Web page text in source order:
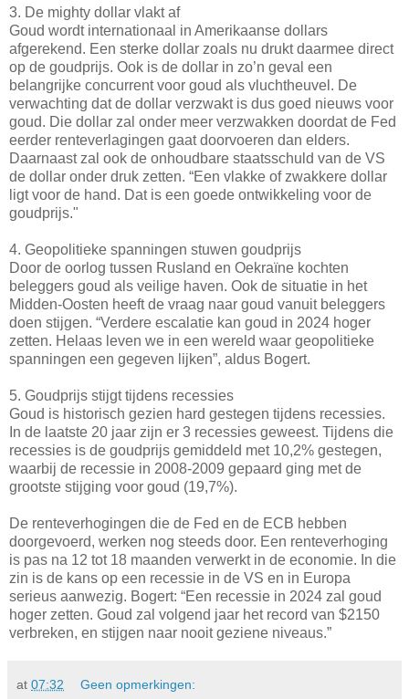
3. De mighty dollar vlakt af
Goud wordt internationaal in Amerikaanse dollars
afgerekend. Een sterke dollar zoals nu drukt daarmee direct
op de goudprijs. Ook is de dollar in zo’n geval een
belangrijke concurrent voor goud als vluchtheuvel. De
verwachting dat de dollar verzwakt is dus goed nieuws voor
goud. Die dollar zal onder meer verzwakken doordat de Fed
eerder renteverlagingen gaat doorvoeren dan elders.
Daarnaast zal ook de onhoudbare staatsschuld van de VS
de dollar onder druk zetten. “Een vlakke of zwakkere dollar
ligt voor de hand. Dat is een goede ontwikkeling voor de
goudprijs."
4. Geopolitieke spanningen stuwen goudprijs
Door de oorlog tussen Rusland en Oekraïne kochten
beleggers goud als veilige haven. Ook de situatie in het
Midden-Oosten heeft de vraag naar goud vanuit beleggers
doen stijgen. “Verdere escalatie kan goud in 2024 hoger
zetten. Helaas leven we in een wereld waar geopolitieke
spanningen een gegeven lijken”, aldus Bogert.
5. Goudprijs stijgt tijdens recessies
Goud is historisch gezien hard gestegen tijdens recessies.
In de laatste 20 jaar zijn er 3 recessies geweest. Tijdens die
recessies is de goudprijs gemiddeld met 10,2% gestegen,
waarbij de recessie in 2008-2009 gepaard ging met de
grootste stijging voor goud (19,7%).
De renteverhogingen die de Fed en de ECB hebben
doorgevoerd, werken nog steeds door. Een renteverhoging
is pas na 12 tot 18 maanden verwerkt in de economie. In die
zin is de kans op een recessie in de VS en in Europa
serieus aanwezig. Bogert: “Een recessie in 2024 zal goud
hoger zetten. Goud zal volgend jaar het record van $2150
verbreken, en stijgen naar nooit geziene niveaus.”
at 07:32 Geen opmerkingen: